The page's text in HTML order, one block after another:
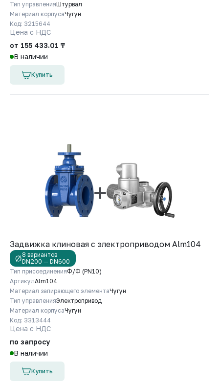
Тип управленияШтурвал
Материал корпусаЧугун
Код: 3215644
Цена с НДС
от 155 433.01 ₸
В наличии
Купить
Задвижка клиновая с электроприводом Alm104
8 вариантов
DN200 — DN600
Тип присоединенияФ/Ф (PN10)
АртикулAlm104
Материал запирающего элементаЧугун
Тип управленияЭлектропривод
Материал корпусаЧугун
Код: 3313444
Цена с НДС
по запросу
В наличии
Купить